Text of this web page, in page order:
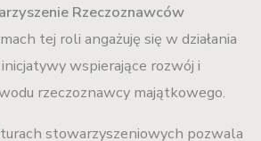
Rzeczoznawców
tej roli angażuję się w działania
wspierające rozwój i
rzeczoznawcy majątkowego.
stowarzyszeniowych pozwala